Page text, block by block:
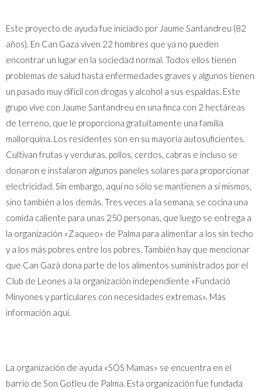
Este proyecto de ayuda fue iniciado por Jaume Santandreu (82
años). En Can Gaza viven 22 hombres que ya no pueden
encontrar un lugar en la sociedad normal. Todos ellos tienen
problemas de salud hasta enfermedades graves y algunos tienen
un pasado muy difícil con drogas y alcohol a sus espaldas. Este
grupo vive con Jaume Santandreu en una finca con 2 hectáreas
de terreno, que le proporciona gratuitamente una familia
mallorquina. Los residentes son en su mayoría autosuficientes.
Cultivan frutas y verduras, pollos, cerdos, cabras e incluso se
donaron e instalaron algunos paneles solares para proporcionar
electricidad. Sin embargo, aquí no sólo se mantienen a sí mismos,
sino también a los demás. Tres veces a la semana, se cocina una
comida caliente para unas 250 personas, que luego se entrega a
la organización «Zaqueo» de Palma para alimentar a los sin techo
y a los más pobres entre los pobres. También hay que mencionar
que Can Gazà dona parte de los alimentos suministrados por el
Club de Leones a la organización independiente «Fundació
Minyones y particulares con necesidades extremas». Más
información aquí.
La organización de ayuda «SOS Mamas» se encuentra en el
barrio de Son Gotleu de Palma. Esta organización fue fundada